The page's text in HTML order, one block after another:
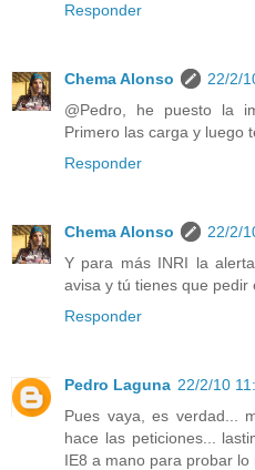
Responder
Chema Alonso
22/2/
@Pedro, he puesto la
Primero las carga y luego
Responder
Chema Alonso
22/2/
Y para más INRI la
avisa y tú tienes que pedir
Responder
Pedro Laguna 22/2/10
Pues vaya, es verdad...
hace las peticiones...
IE8 a mano para probar lo